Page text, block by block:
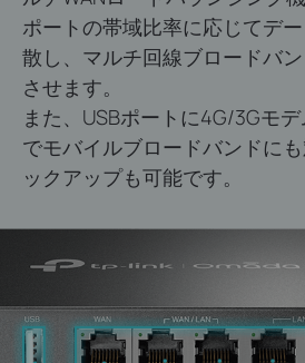
ポートの帯域比率に応じてデ
散し、マルチ回線ブロードバ
させます。
また、USBポートに4G/3Gモ
でモバイルブロードバンドに
ックアップも可能です。